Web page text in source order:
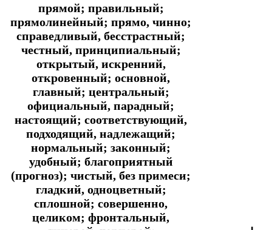
прямой; правильный;
прямолинейный; прямо, чинно;
справедливый, бесстрастный;
честный, принципиальный;
открытый, искренний,
откровенный; основной,
главный; центральный;
официальный, парадный;
настоящий; соответствующий,
подходящий, надлежащий;
нормальный; законный;
удобный; благоприятный
(прогноз); чистый, без примеси;
гладкий, одноцветный;
сплошной; совершенно,
целиком; фронтальный,